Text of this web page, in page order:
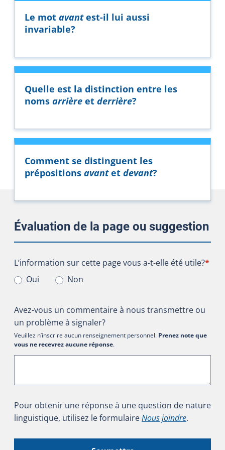
Le mot avantest-il lui aussi
invariable?
Quelle est la distinction entre les
noms arrière et derrière?
Comment se distinguent les
prépositions avantet devant?
Évaluation de la page ou suggestion
L’information sur cette page vous a-t-elle été utile?
L’information sur cette page vous a-t-elle été utile?*
Oui
Non
Avez-vous un commentaire à nous transmettre ou
un problème à signaler?
Veuillez n’inscrire aucun renseignement personnel. Prenez note que
vous ne recevrez aucune réponse.
Pour obtenir une réponse à une question de nature
linguistique, utilisez le formulaireNous joindre.